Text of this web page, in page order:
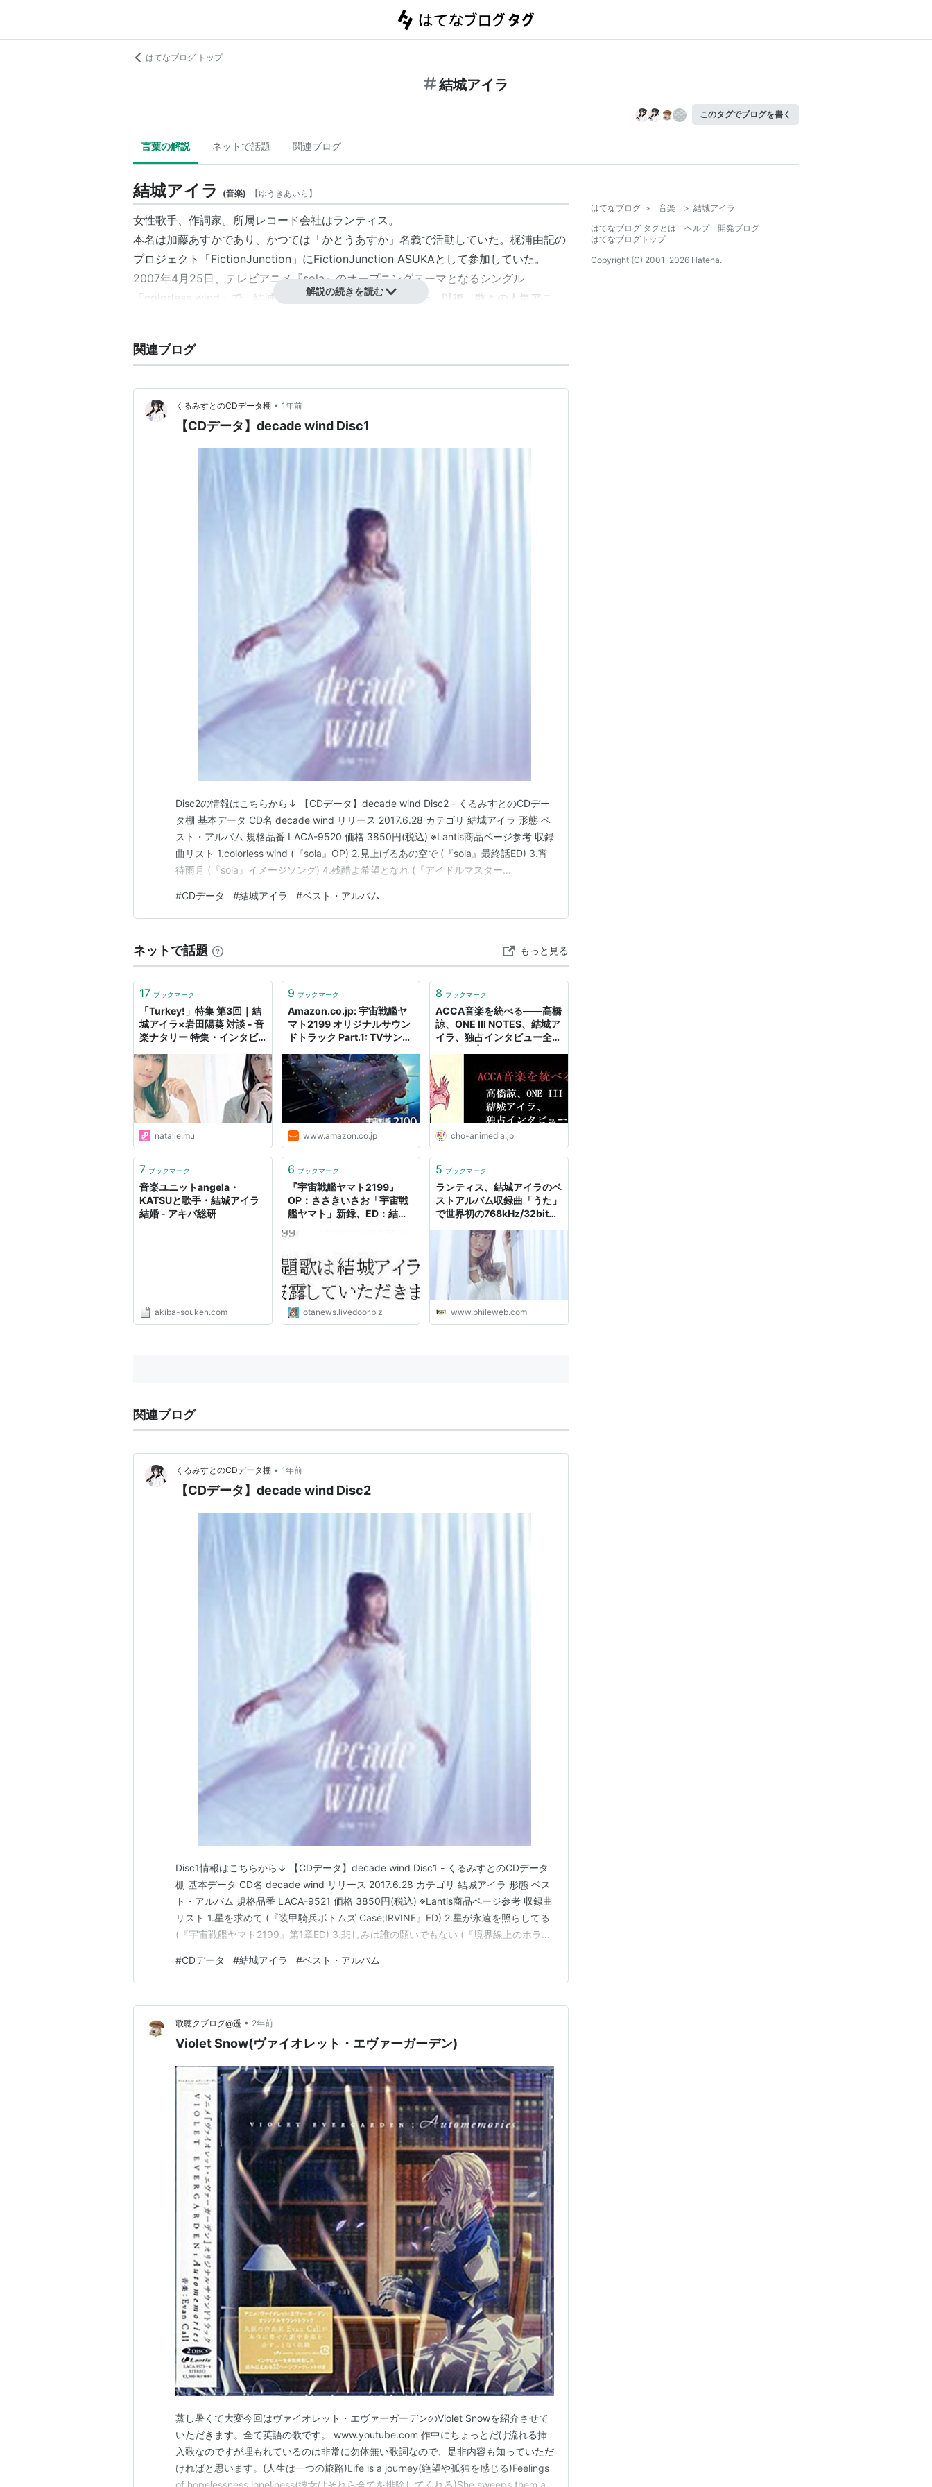
はてなブログ トップ
結城アイラ
このタグでブログを書く
言葉の解説 ネットで話題 関連ブログ
結城アイラ (音楽) 【ゆうきあいら 】
女性歌手、作詞家。所属レコード会社はランティス。
本名は加藤あすかであり、かつては「かとうあすか」名義で活動していた。梶浦由記の
プロジェクト「FictionJunction」にFictionJunction ASUKAとして参加していた。
2007年4月25日、テレビアニメ『sola』のオープニングテーマとなるシングル
「colorless wind」で、結城アイラとしてメジャーデビュー。以後、数々の人気アニ
2016年9月、スペースクラフト・プロデュースを退社し、アップドリームに所属する。
ディスコグラフィ
シングル
colorless wind（2007年4月25日）
LAMENT〜やがて喜びを〜（2010年7月21日）
星を求めて （2010年10月27日）
悲しみは誰の願いでもない（2012年8月8日）
REINCARNATION BLUE（2013年11月27日）
愛しき抗いよ、導け光へ（2014年5月28日）
ペールムーンがゆれてる
（2017年3月1日）
どんな星空よりも、どんな思い出よりも （2017年11月22日）
REFLECTION （2008年7月2日）
For My Dear…（2012年11月21日）
解説の続きを読む
関連ブログ
くるみすとのCDデータ棚 • 1年前
【CDデータ】decade wind Disc1
Disc2の情報はこちらから↓ 【CDデータ】decade wind Disc2 - くるみすとのCDデー
タ棚 基本データ CD名 decade wind リリース 2017.6.28 カテゴリ 結城アイラ 形態 ベ
スト・アルバム 規格品番 LACA-9520 価格 3850円(税込) ※Lantis商品ページ参考 収録
曲リスト 1.colorless wind (『sola』OP) 2.見上げるあの空で (『sola』最終話ED) 3.宵
待雨月 (『sola』イメージソング) 4.残酷よ希望となれ (『アイドルマスター
#CDデータ #結城アイラ #ベスト・アルバム
ネットで話題 もっと見る
17 ブックマーク
「Turkey!」特集 第3回｜結
城アイラ×岩田陽葵 対談 - 音
楽ナタリー 特集・インタビ
natalie.mu
9 ブックマーク
Amazon.co.jp: 宇宙戦艦ヤ
マト2199 オリジナルサウン
ドトラック Part.1: TVサント
ラ (アーティスト), ささきい
さお (アーティスト), 美郷あ
き (アーティスト), 畑亜貴
(その他), 阿久悠 (その他), 出
渕裕 (その他), 市川淳 (その
他), 宮川彬良 (その他), 増田
武史 (その他), TVサントラ
(演奏): ミュージック
www.amazon.co.jp
8 ブックマーク
ACCA音楽を統べる――高橋
諒、ONE III NOTES、結城ア
イラ、独占インタビュー全文
cho-animedia.jp
7 ブックマーク
音楽ユニットangela・
KATSUと歌手・結城アイラ
結婚 - アキバ総研
akiba-souken.com
6 ブックマーク
『宇宙戦艦ヤマト2199』
OP：ささきいさお「宇宙戦
艦ヤマト」新録、ED：結城
報
otanews.livedoor.biz
5 ブックマーク
ランティス、結城アイラのベ
ストアルバム収録曲「うた」
で世界初の768kHz/32bitレ
www.phileweb.com
関連ブログ
くるみすとのCDデータ棚 • 1年前
【CDデータ】decade wind Disc2
Disc1情報はこちらから↓ 【CDデータ】decade wind Disc1 - くるみすとのCDデータ
棚 基本データ CD名 decade wind リリース 2017.6.28 カテゴリ 結城アイラ 形態 ベス
ト・アルバム 規格品番 LACA-9521 価格 3850円(税込) ※Lantis商品ページ参考 収録曲
リスト 1.星を求めて (『装甲騎兵ボトムズ Case;IRVINE』ED) 2.星が永遠を照らしてる
(『宇宙戦艦ヤマト2199』第1章ED) 3.悲しみは誰の願いでもない (『境界線上のホライ
#CDデータ #結城アイラ #ベスト・アルバム
歌聴クブログ@遥 • 2年前
Violet Snow(ヴァイオレット・エヴァーガーデン)
蒸し暑くて大変今回はヴァイオレット・エヴァーガーデンのViolet Snowを紹介させて
いただきます。全て英語の歌です。 www.youtube.com 作中にちょっとだけ流れる挿
入歌なのですが埋もれているのは非常に勿体無い歌詞なので、是非内容も知っていただ
ければと思います。(人生は一つの旅路)Life is a journey(絶望や孤独を感じる)Feelings
はてなブログ > 音楽 > 結城アイラ
はてなブログ タグとは
ヘルプ
開発ブログ
はてなブログトップ
Copyright (C) 2001-2026 Hatena.